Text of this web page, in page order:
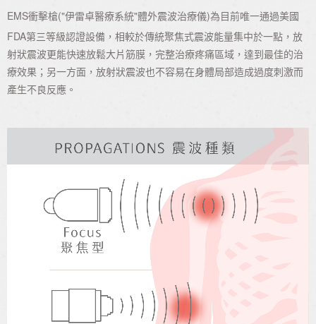
EMS衝擊槍("伊雷卓醫療系統"體外震波治療儀)為目前唯一通過美國
FDA第三等級認證設備，相較於傳統聚焦式震波能量集中於一點，放
射狀震波更能快速放鬆大片筋膜，完整治療疼痛區域，達到最佳的治
療效果；另一方面，放射狀震波也不容易在身體局部造成過度刺激而
產生不良反應。